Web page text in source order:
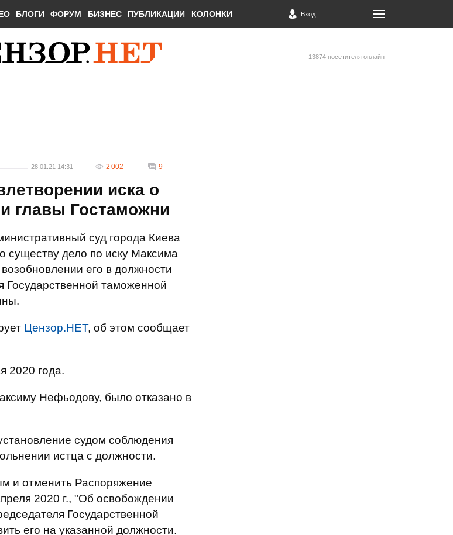
БЛОГИ ФОРУМ БИЗНЕС ПУБЛИКАЦИИ КОЛОНКИ Вход
13874 посетителя онлайн
28.01.21 14:31 2 002 9
иска о
главы Гостаможни
суд города Киева
существу дело по иску Максима
его в должности
Государственной таможенной
Цензор.НЕТ, об этом сообщает
2020 года.
Нефьодову, было отказано в
судом соблюдения
истца с должности.
и отменить Распоряжение
2020 г., "Об освобождении
Государственной
его на указанной должности.